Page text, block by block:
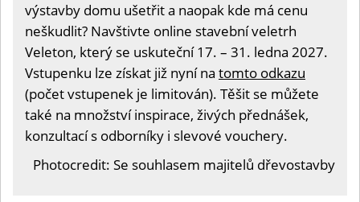
výstavby domu ušetřit a naopak kde má cenu
neškudlit? Navštivte online stavební veletrh
Veleton, který se uskuteční 17. – 31. ledna 2027.
Vstupenku lze získat již nyní na tomto odkazu
(počet vstupenek je limitován). Těšit se můžete
také na množství inspirace, živých přednášek,
konzultací s odborníky i slevové vouchery.
Photocredit: Se souhlasem majitelů dřevostavby